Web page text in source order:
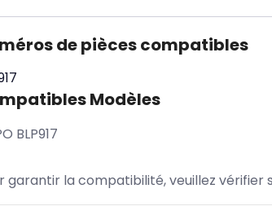
de pièces compatibles
Modèles
BLP917
garantir la compatibilité, veuillez